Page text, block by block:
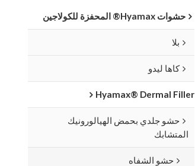
حشوات Hyamax® المحفزة للكولاجين
بلا
كاها ليدو
Hyamax® Dermal Filler
حشو جلدي بحمض الهيالورونيك
المتشابك
حشو الشفاه